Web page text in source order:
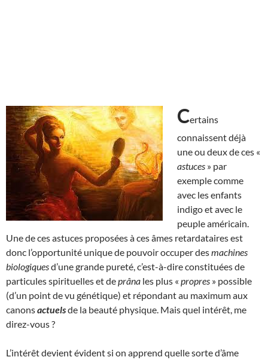
Certains
connaissent déjà
une ou deux de ces «
astuces » par
exemple comme
avec les enfants
indigo et avec le
peuple américain.
Une de ces astuces proposées à ces âmes retardataires est
donc l’opportunité unique de pouvoir occuper desmachines
biologiquesd’une grande pureté, c’est-à-dire constituées de
particules spirituelles et deprâna les plus « propres » possible
(d’un point de vu génétique) et répondant au maximum aux
canonsactuelsde la beauté physique. Mais quel intérêt, me
direz-vous ?
L’intérêt devient évident si on apprend quelle sorte d’âme